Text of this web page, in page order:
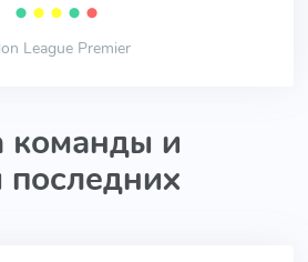
⬤ ⬤ ⬤ ⬤ ⬤
League Premier
команды и
последних